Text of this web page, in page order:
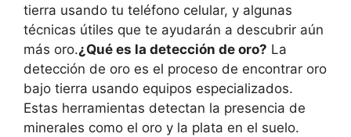
tierra usando tu teléfono celular, y algunas
técnicas útiles que te ayudarán a descubrir aún
más oro.¿Qué es la detección de oro? La
detección de oro es el proceso de encontrar oro
bajo tierra usando equipos especializados.
Estas herramientas detectan la presencia de
minerales como el oro y la plata en el suelo.